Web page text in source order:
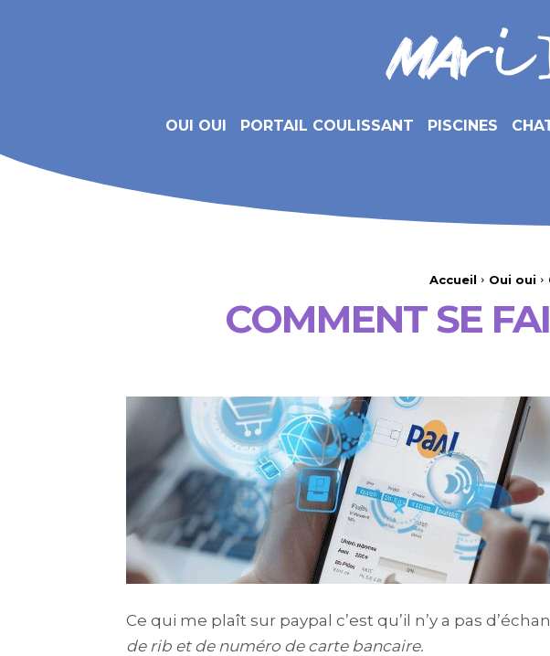
OUI OUI PORTAIL COULISSANT PISCINES
Accueil Oui oui
COMMENT SE
Ce qui me plaît sur paypal c’est qu’il n’y a pas
de rib et de numéro de carte bancaire.